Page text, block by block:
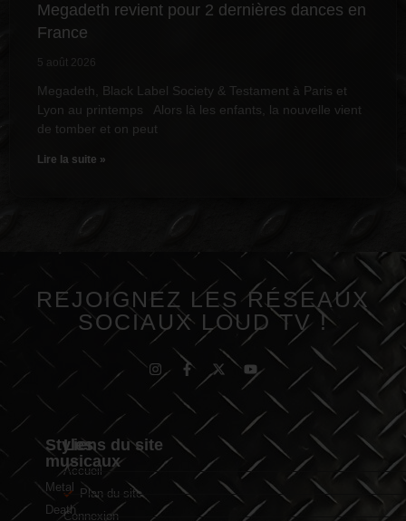
Megadeth revient pour 2 dernières dances en
France
5 août 2026
Megadeth, Black Label Society & Testament à Paris et
Lyon au printemps Alors là les enfants, la nouvelle vient
de tomber et on peut
Lire la suite »
REJOIGNEZ LES RÉSEAUX
SOCIAUX LOUD TV !
Styles
musicaux
Metal
Death
Liens du site
Accueil
Plan du site
Connexion